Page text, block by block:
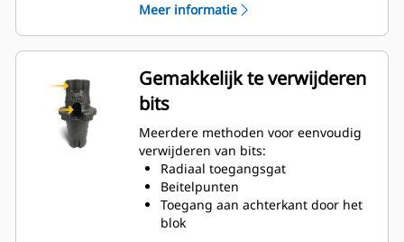
aandraaimomenten nodig zijn.
20 mm slijtkraag is 66% langer
dan System gereedschapshouders
Een antirotatie-ontwerp van de
gereedschapshouder zorgt voor
de juiste positie om slijtage aan
blokken en houders te voorkomen.
Water kan binnendringen door de
radiale toegangsopening van de
gereedschapshouder om de
rotatie van de tanden te
bevorderen voor een gelijkmatige
slijtage van de bits.
Meer informatie
Gemakkelijk te verwijderen
bits
Meerdere methoden voor eenvoudig
verwijderen van bits:
Radiaal toegangsgat
Beitelpunten
Toegang aan achterkant door het
blok